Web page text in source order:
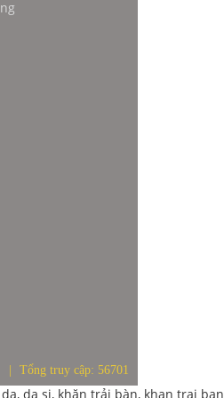
Tổng truy cập: 56701
da si, khăn trải bàn, khan trai ban